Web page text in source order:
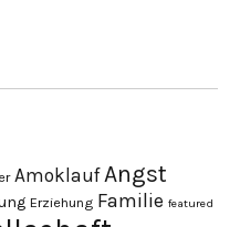
Amoklauf Angst
Erziehung Familie featured